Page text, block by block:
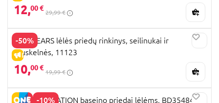
12,00 €
29,99 €
-50%
IŠPARDAVIMAS
TINY TEARS lėlės priedų rinkinys, seilinukai ir
sauskelnės, 11123
10,00 €
19,99 €
-10%
OUR GENERATION baseino priedai lėlėms, BD35484Z